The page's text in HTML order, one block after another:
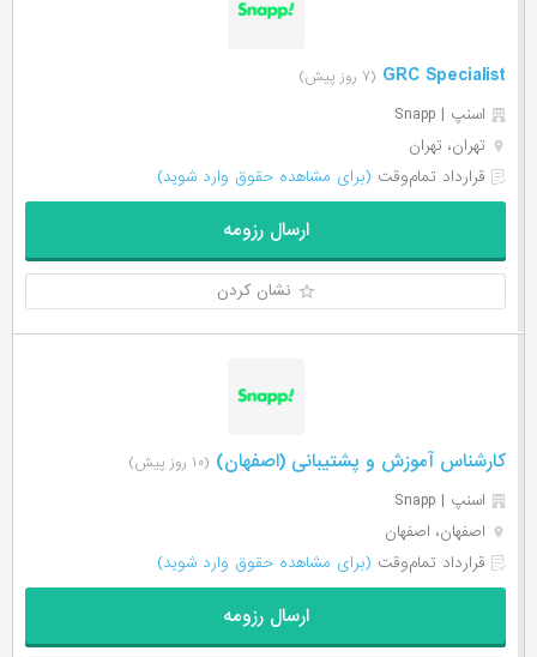
GRC Specialist (۷ روز پیش)
اسنپ | Snapp
تهران، تهران
قرارداد تمام‌وقت (برای مشاهده حقوق وارد شوید)
ارسال رزومه
نشان کردن
کارشناس آموزش و پشتیبانی (اصفهان) (۱۰ روز پیش)
اسنپ | Snapp
اصفهان، اصفهان
قرارداد تمام‌وقت (برای مشاهده حقوق وارد شوید)
ارسال رزومه